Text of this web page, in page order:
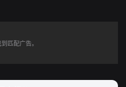
匹配广告。